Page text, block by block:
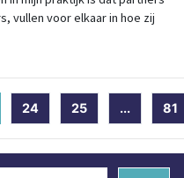
vullen voor elkaar in hoe zij
24 25 ... 81